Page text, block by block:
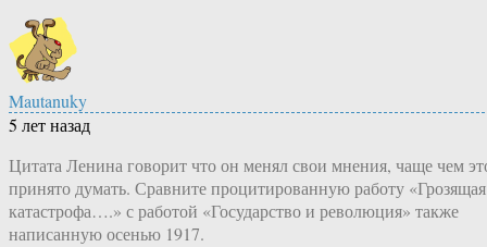
Mautanuky
5 лет назад
Цитата Ленина говорит что он менял свои мнения, чаще чем
принято думать. Сравните процитированную работу «Грозящая
катастрофа….» с работой «Государство и революция» также
написанную осенью 1917.